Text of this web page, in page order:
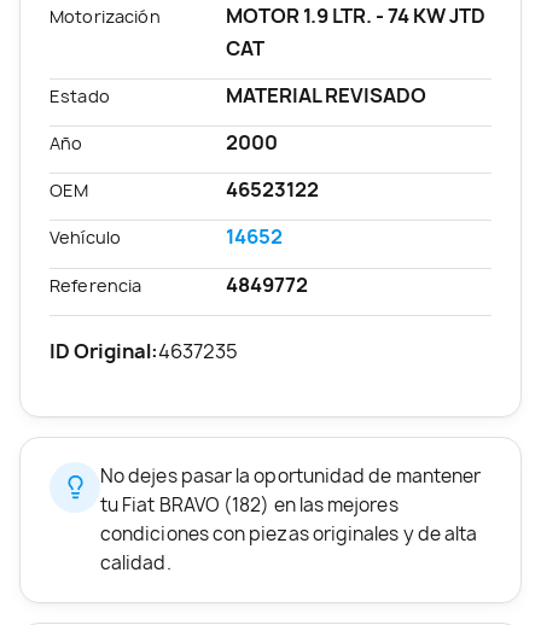
Motorización
MOTOR 1.9 LTR. - 74 KW JTD
CAT
Estado MATERIAL REVISADO
Año 2000
OEM 46523122
Vehículo 14652
Referencia 4849772
ID Original:4637235
No dejes pasar la oportunidad de mantener
tu Fiat BRAVO (182) en las mejores
condiciones con piezas originales y de alta
calidad.